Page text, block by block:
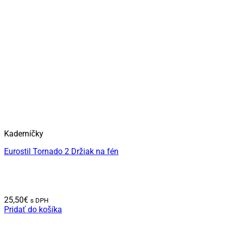
Kaderníčky
Eurostil Tornado 2 Držiak na fén
25,50€ s DPH
Pridať do košíka